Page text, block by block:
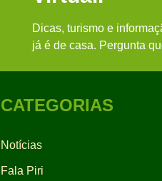
Dicas, turismo e
já é de casa. Pergunta
CATEGORIAS
Notícias
Fala Piri